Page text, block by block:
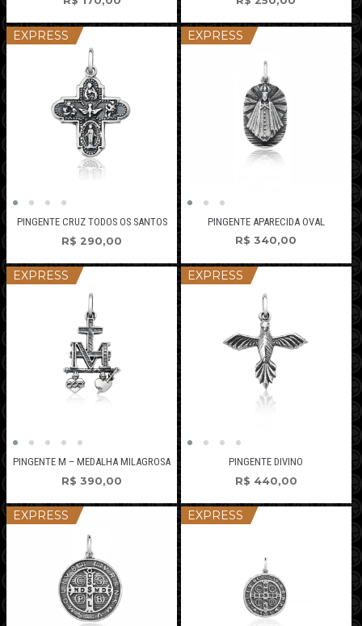
EXPRESS
PINGENTE CRUZ TODOS OS SANTOS
R$ 290,00
EXPRESS
PINGENTE APARECIDA OVAL
R$ 340,00
EXPRESS
PINGENTE M – MEDALHA MILAGROSA
R$ 390,00
EXPRESS
PINGENTE DIVINO
R$ 440,00
EXPRESS EXPRESS